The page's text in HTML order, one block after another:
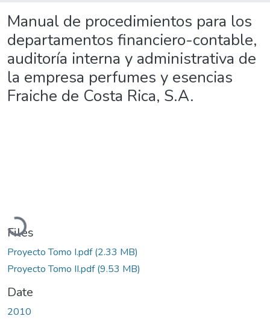
Manual de procedimientos para los
departamentos financiero-contable,
auditoría interna y administrativa de
la empresa perfumes y esencias
Fraiche de Costa Rica, S.A.
Loading...
Files
Proyecto Tomo I.pdf(2.33 MB)
Proyecto Tomo II.pdf(9.53 MB)
Date
2010